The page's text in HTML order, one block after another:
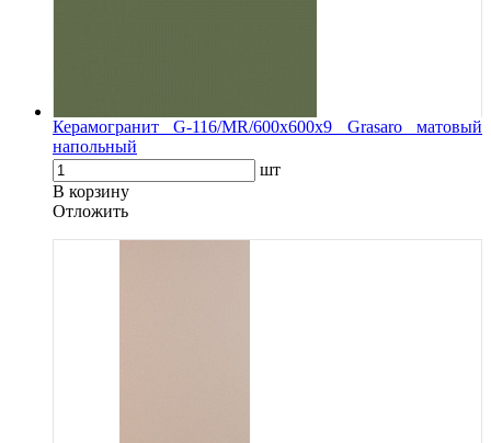
Керамогранит G-116/MR/600x600x9 Grasaro матовый
напольный
шт
В корзину
Oтложить